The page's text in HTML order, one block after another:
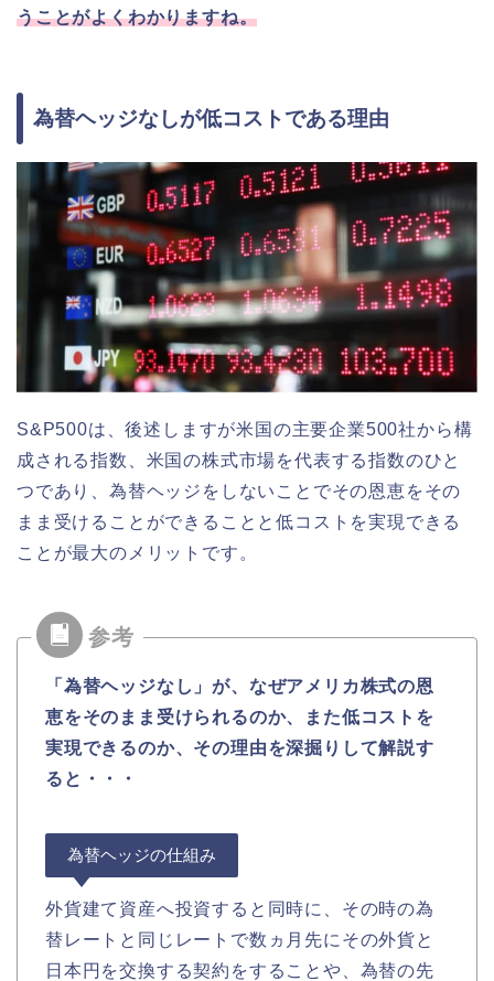
うことがよくわかりますね。
為替ヘッジなしが低コストである理由
S&P500は、後述しますが米国の主要企業500社から構
成される指数、米国の株式市場を代表する指数のひと
つであり、為替ヘッジをしないことでその恩恵をその
まま受けることができることと低コストを実現できる
ことが最大のメリットです。
「為替ヘッジなし」が、なぜアメリカ株式の恩
恵をそのまま受けられるのか、また低コストを
実現できるのか、その理由を深掘りして解説す
ると・・・
為替ヘッジの仕組み
外貨建て資産へ投資すると同時に、その時の為
替レートと同じレートで数ヵ月先にその外貨と
日本円を交換する契約をすることや、為替の先